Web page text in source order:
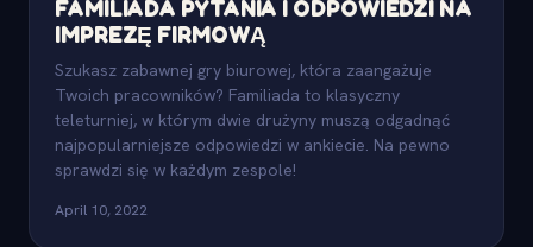
FAMILIADA PYTANIA I ODPOWIEDZI NA
IMPREZĘ FIRMOWĄ
Szukasz zabawnej gry biurowej, która zaangażuje
Twoich pracowników? Familiada to klasyczny
teleturniej, w którym dwie drużyny muszą odgadnąć
najpopularniejsze odpowiedzi w ankiecie. Na pewno
sprawdzi się w każdym zespole!
April 10, 2022